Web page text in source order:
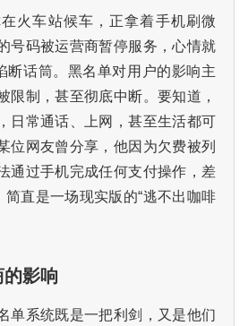
火车站候车，正拿着手机刷微
号码被运营商暂停服务，心情就
断话筒。黑名单对用户的影响主
限制，甚至彻底中断。要知道，
日常通话、上网，甚至生活都可
位网友曾分享，他因为欠费被列
通过手机完成任何支付操作，差
简直是一场现实版的“逃不出咖啡
影响
单系统既是一把利剑，又是他们